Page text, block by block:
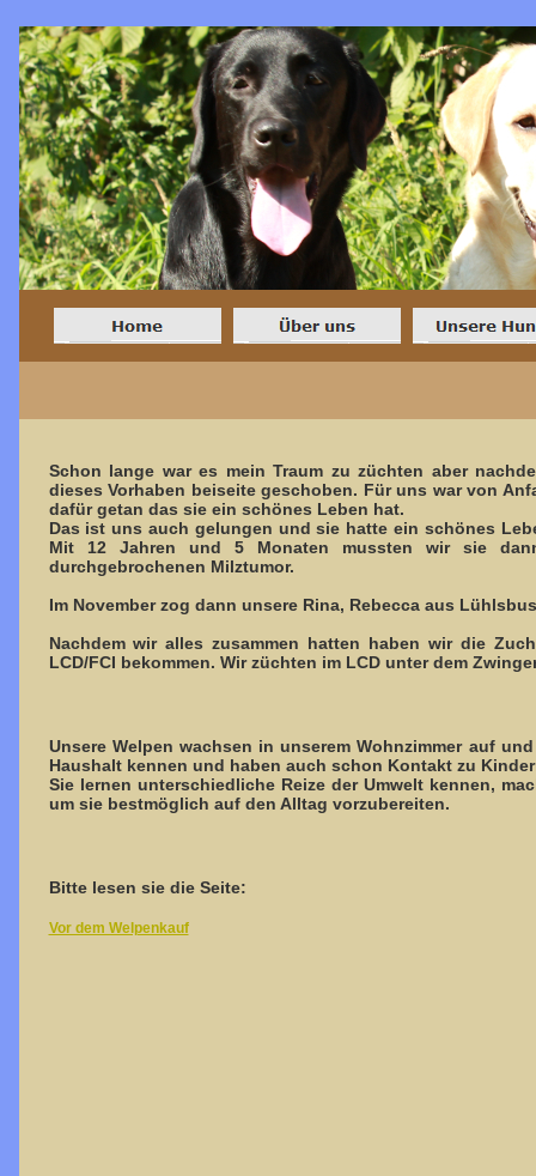
Schon lange war es mein Traum zu züchten aber
dieses Vorhaben beiseite geschoben. Für uns war von
dafür getan das sie ein schönes Leben hat.
Das ist uns auch gelungen und sie hatte ein schönes
Mit 12 Jahren und 5 Monaten mussten wir sie
durchgebrochenen Milztumor.
Im November zog dann unsere Rina, Rebecca aus
Nachdem wir alles zusammen hatten haben wir die
LCD/FCI bekommen. Wir züchten im LCD unter dem
Unsere Welpen wachsen in unserem Wohnzimmer auf
Haushalt kennen und haben auch schon Kontakt zu
Sie lernen unterschiedliche Reize der Umwelt kennen,
um sie bestmöglich auf den Alltag vorzubereiten.
Bitte lesen sie die Seite:
Vor dem Welpenkauf